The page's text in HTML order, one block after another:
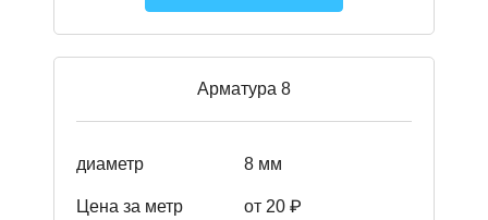
Арматура 8
диаметр 8 мм
Цена за метр от 20 ₽